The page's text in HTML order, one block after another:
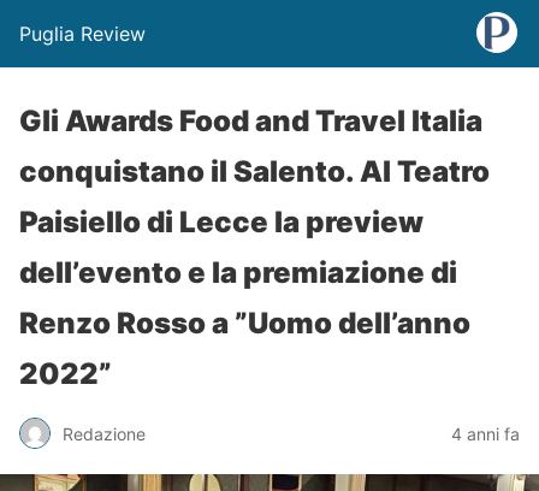
Puglia Review
Gli Awards Food and Travel Italia
conquistano il Salento. Al Teatro
Paisiello di Lecce la preview
dell’evento e la premiazione di
Renzo Rosso a ”Uomo dell’anno
2022”
Redazione 4 anni fa